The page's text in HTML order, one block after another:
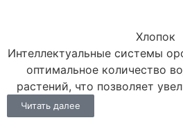
Хлопок
Интеллектуальные системы
оптимальное количество
растений, что позволяет
Читать далее